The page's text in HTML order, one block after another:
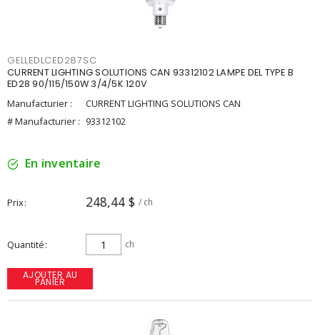
GELLEDLCED287SC
CURRENT LIGHTING SOLUTIONS CAN 93312102 LAMPE DEL TYPE B
ED28 90/115/150W 3/4/5K 120V
Manufacturier :
CURRENT LIGHTING SOLUTIONS CAN
# Manufacturier : 93312102
En inventaire
Prix 248,44 $ / ch
Quantité ch
AJOUTER AU
PANIER